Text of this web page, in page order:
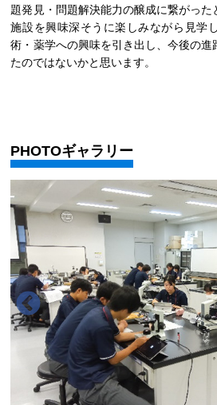
題発見・問題解決能力の醸成に繋がっ
施設を興味深そうに楽しみながら見学
術・薬学への興味を引き出し、今後の進
たのではないかと思います。
PHOTOギャラリー